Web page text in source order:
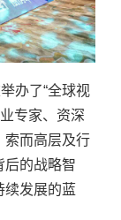
办了“全球视
专家、资深
索而高层及行
后的战略智
续发展的蓝